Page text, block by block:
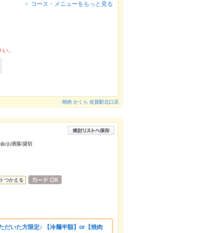
コース・メニューをもっと見る
。
焼肉 かくら 佐賀駅北口店
/お洒落/貸切
つかえる
だいた方限定♪ 【冷麺半額】or【焼肉